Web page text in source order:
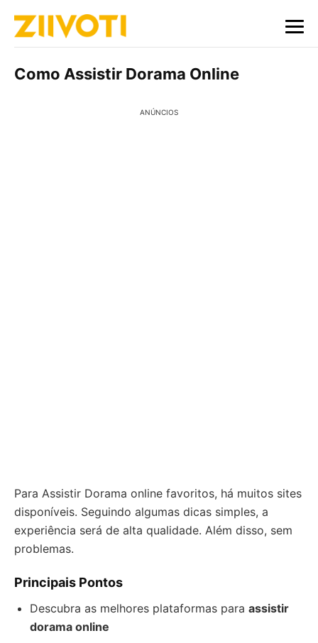
Como Assistir Dorama Online
ANÚNCIOS
Para Assistir Dorama online favoritos, há muitos sites
disponíveis. Seguindo algumas dicas simples, a
experiência será de alta qualidade. Além disso, sem
problemas.
Principais Pontos
Descubra as melhores plataformas para assistir
dorama online